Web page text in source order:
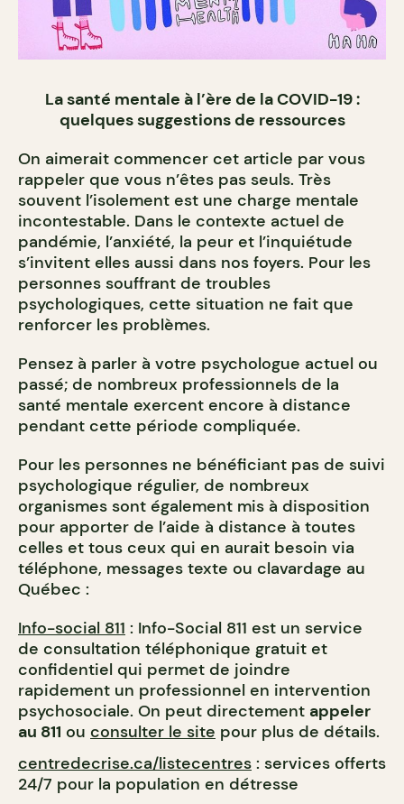
La santé mentale à l’ère de la COVID-19 :
quelques suggestions de ressources
On aimerait commencer cet article par vous
rappeler que vous n’êtes pas seuls. Très
souvent l’isolement est une charge mentale
incontestable. Dans le contexte actuel de
pandémie, l’anxiété, la peur et l’inquiétude
s’invitent elles aussi dans nos foyers. Pour les
personnes souffrant de troubles
psychologiques, cette situation ne fait que
renforcer les problèmes.
Pensez à parler à votre psychologue actuel ou
passé; de nombreux professionnels de la
santé mentale exercent encore à distance
pendant cette période compliquée.
Pour les personnes ne bénéficiant pas de suivi
psychologique régulier, de nombreux
organismes sont également mis à disposition
pour apporter de l’aide à distance à toutes
celles et tous ceux qui en aurait besoin via
téléphone, messages texte ou clavardage au
Québec :
Info-social 811 : Info-Social 811 est un service
de consultation téléphonique gratuit et
confidentiel qui permet de joindre
rapidement un professionnel en intervention
psychosociale. On peut directement appeler
au 811 ou consulter le site pour plus de détails.
centredecrise.ca/listecentres : services offerts
24/7 pour la population en détresse